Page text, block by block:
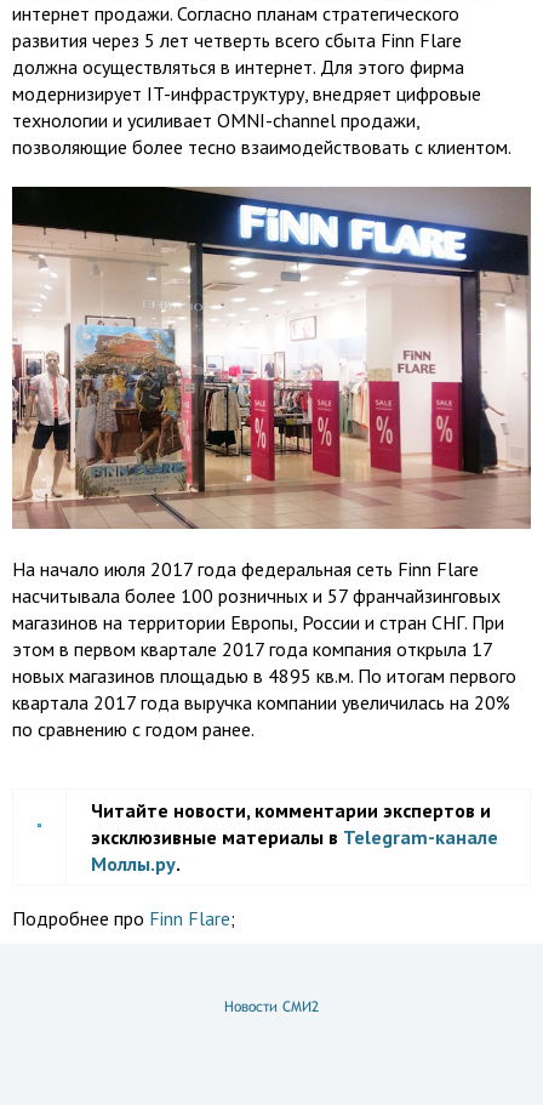
интернет продажи. Согласно планам стратегического
развития через 5 лет четверть всего сбыта Finn Flare
должна осуществляться в интернет. Для этого фирма
модернизирует IT-инфраструктуру, внедряет цифровые
технологии и усиливает OMNI-channel продажи,
позволяющие более тесно взаимодействовать с клиентом.
На начало июля 2017 года федеральная сеть Finn Flare
насчитывала более 100 розничных и 57 франчайзинговых
магазинов на территории Европы, России и стран СНГ. При
этом в первом квартале 2017 года компания открыла 17
новых магазинов площадью в 4895 кв.м. По итогам первого
квартала 2017 года выручка компании увеличилась на 20%
по сравнению с годом ранее.
Читайте новости, комментарии экспертов и
эксклюзивные материалы в Telegram-канале
Моллы.ру.
Подробнее про Finn Flare;
Новости СМИ2